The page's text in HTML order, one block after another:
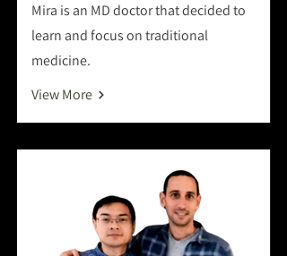
Mira is an MD doctor that decided to
learn and focus on traditional
medicine.
View More